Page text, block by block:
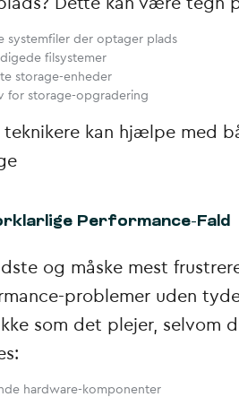
Dette kan være tegn
systemfiler der optager plads
filsystemer
storage-enheder
for storage-opgradering
teknikere kan hjælpe med
Performance-Fald
og måske mest
problemer uden
som det plejer, selvom
hardware-komponenter